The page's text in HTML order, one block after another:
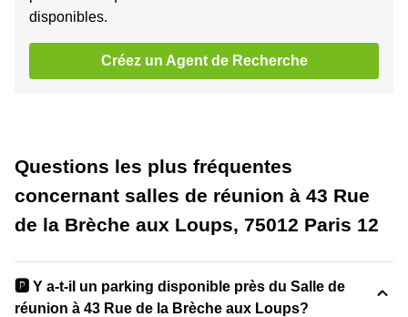
disponibles.
Créez un Agent de Recherche
Questions les plus fréquentes
concernant salles de réunion à 43 Rue
de la Brèche aux Loups, 75012 Paris 12
🅿️ Y a-t-il un parking disponible près du Salle de
réunion à 43 Rue de la Brèche aux Loups?